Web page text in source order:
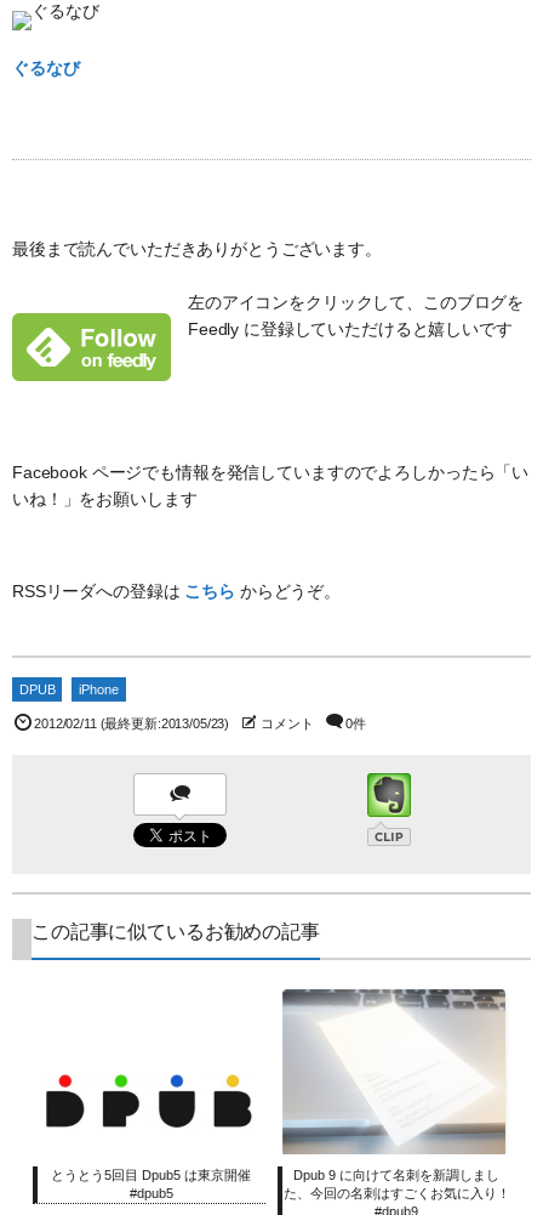
ぐるなび
最後まで読んでいただきありがとうございます。
左のアイコンをクリックして、このブログを
Feedly に登録していただけると嬉しいです
Facebook ページでも情報を発信していますのでよろしかったら「い
いね！」をお願いします
RSSリーダへの登録は こちら からどうぞ。
DPUB iPhone
2012/02/11 (最終更新:2013/05/23) コメント 0件
この記事に似ているお勧めの記事
とうとう5回目 Dpub5 は東京開催
#dpub5
Dpub 9 に向けて名刺を新調しまし
た、今回の名刺はすごくお気に入り！
#dpub9